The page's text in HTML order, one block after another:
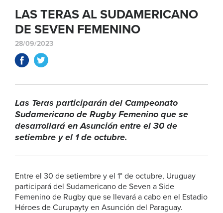
LAS TERAS AL SUDAMERICANO
DE SEVEN FEMENINO
28/09/2023
Las Teras participarán del Campeonato
Sudamericano de Rugby Femenino que se
desarrollará en Asunción entre el 30 de
setiembre y el 1 de octubre.
Entre el 30 de setiembre y el 1° de octubre, Uruguay
participará del Sudamericano de Seven a Side
Femenino de Rugby que se llevará a cabo en el Estadio
Héroes de Curupayty en Asunción del Paraguay.